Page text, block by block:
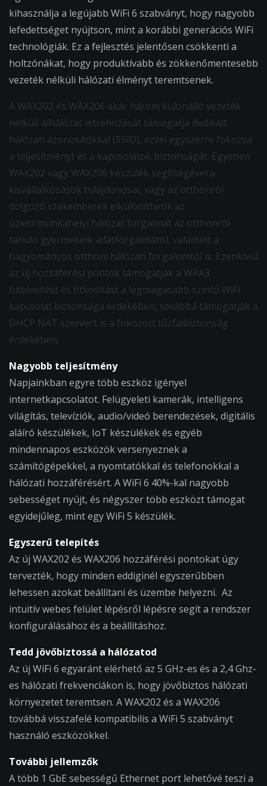
kihasználja a legújabb WiFi 6 szabványt, hogy nagyobb
lefedettséget nyújtson, mint a korábbi generációs WiFi
technológiák. Ez a fejlesztés jelentősen csökkenti a
holtzónákat, hogy produktívabb és zökkenőmentesebb
vezeték nélküli hálózati élményt teremtsenek.
A WAX202 és WAX206 akár három különálló vezeték
nélküli alhálózat létrehozását támogatja dedikált
hálózati azonosítókkal (SSID), ezzel egyszerre fokozva
a teljesítményt és a kapcsolatok biztonságát. Egyetlen
WAX202 vagy WAX206 készülék segítségével a
kisvállalkozások tulajdonosai, vagy az otthonról
dolgozó szakemberek elkülöníthetik az
üzleti/munkahelyi hálózat forgalmát az otthonról
tanuló gyermekeik adatforgalmától, valamint a
hagyományos otthoni hálózati forgalomtól is. Ezenkívül
az új hozzáférési pontok támogatják a WPA3
hitelesítést és titkosítást a legmagasabb szintű WiFi
kapcsolat biztonsága érdekében, továbbá támogatják a
DHCP NAT szervert is a fokozott tűzfalbiztonság
érdekében.
Nagyobb teljesítmény
Napjainkban egyre több eszköz igényel
internetkapcsolatot. Felügyeleti kamerák, intelligens
világítás, televíziók, audio/videó berendezések, digitális
aláíró készülékek, IoT készülékek és egyéb
mindennapos eszközök versenyeznek a
számítógépekkel, a nyomtatókkal és telefonokkal a
hálózati hozzáférésért. A WiFi 6 40%-kal nagyobb
sebességet nyújt, és négyszer több eszközt támogat
egyidejűleg, mint egy WiFi 5 készülék.
Egyszerű telepítés
Az új WAX202 és WAX206 hozzáférési pontokat úgy
tervezték, hogy minden eddiginél egyszerűbben
lehessen azokat beállítani és üzembe helyezni. Az
intuitív webes felület lépésről lépésre segít a rendszer
konfigurálásához és a beállításhoz.
Tedd jövőbiztossá a hálózatod
Az új WiFi 6 egyaránt elérhető az 5 GHz-es és a 2,4 Ghz-
es hálózati frekvenciákon is, hogy jövőbiztos hálózati
környezetet teremtsen. A WAX202 és a WAX206
továbbá visszafelé kompatibilis a WiFi 5 szabványt
használó eszközökkel.
További jellemzők
A több 1 GbE sebességű Ethernet port lehetővé teszi a